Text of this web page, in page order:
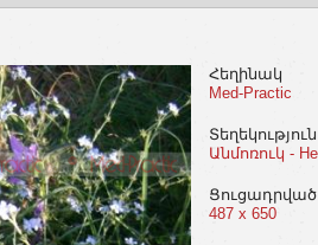
Հեղինակ
Med-Practic
Անմոռուկ -
487 x 650